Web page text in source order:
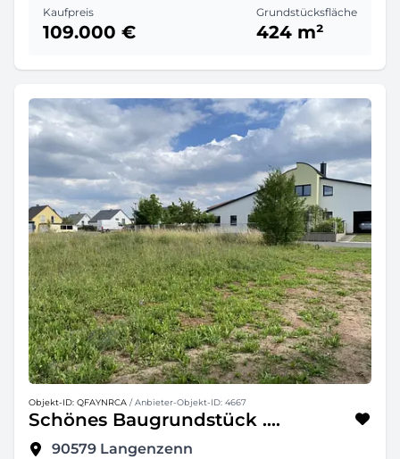
Kaufpreis
109.000 €
Grundstücksfläche
424 m²
Objekt-ID: QFAYNRCA / Anbieter-Objekt-ID: 4667
Schönes Baugrundstück ....
90579 Langenzenn